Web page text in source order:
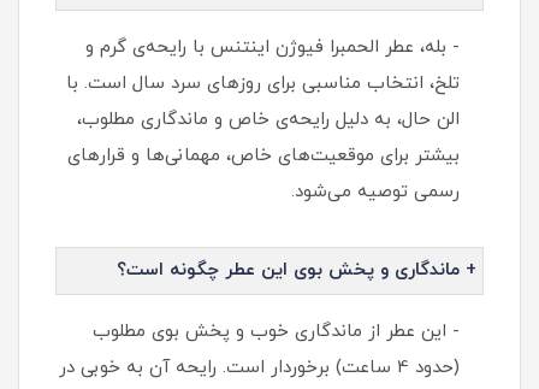
- بله، عطر الحمبرا فیوژن اینتنس با رایحه‌ی گرم و
تلخ، انتخاب مناسبی برای روزهای سرد سال است. با
الن حال، به دلیل رایحه‌ی خاص و ماندگاری مطلوب،
بیشتر برای موقعیت‌های خاص، مهمانی‌ها و قرارهای
رسمی توصیه می‌شود.
+ ماندگاری و پخش بوی این عطر چگونه است؟
- این عطر از ماندگاری خوب و پخش بوی مطلوب
(حدود 4 ساعت) برخوردار است. رایحه آن به خوبی در